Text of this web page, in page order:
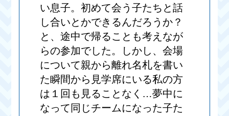
い息子。初めて会う子たちと話
し合いとかできるんだろうか？
と、途中で帰ることも考えなが
らの参加でした。しかし、会場
について親から離れ名札を書い
た瞬間から見学席にいる私の方
は１回も見ることなく…夢中に
なって同じチームになった子た